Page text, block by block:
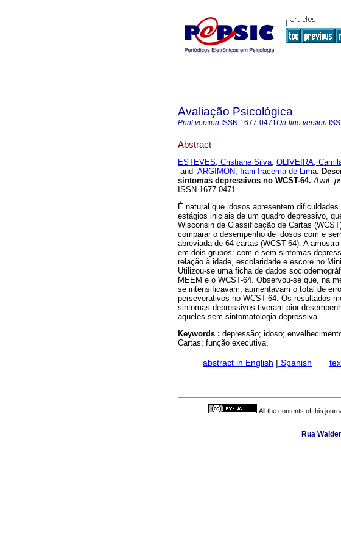
Avaliação Psicológica
Print version ISSN 1677-0471On-line version
Abstract
ESTEVES, Cristiane Silva; OLIVEIRA,
and ARGIMON, Irani Iracema de Lima.
sintomas depressivos no WCST-64. Aval.
ISSN 1677-0471.
É natural que idosos apresentem
estágios iniciais de um quadro depressivo,
Wisconsin de Classificação de Cartas
comparar o desempenho de idosos com e
abreviada de 64 cartas (WCST-64). A
em dois grupos: com e sem sintomas
relação à idade, escolaridade e escore no
Utilizou-se uma ficha de dados
MEEM e o WCST-64. Observou-se que, na
se intensificavam, aumentavam o total de
perseverativos no WCST-64. Os resultados
sintomas depressivos tiveram pior
aqueles sem sintomatologia depressiva
Keywords : depressão; idoso;
Cartas; função executiva.
· abstract in English | Spanish ·
All the contents of this
Rua